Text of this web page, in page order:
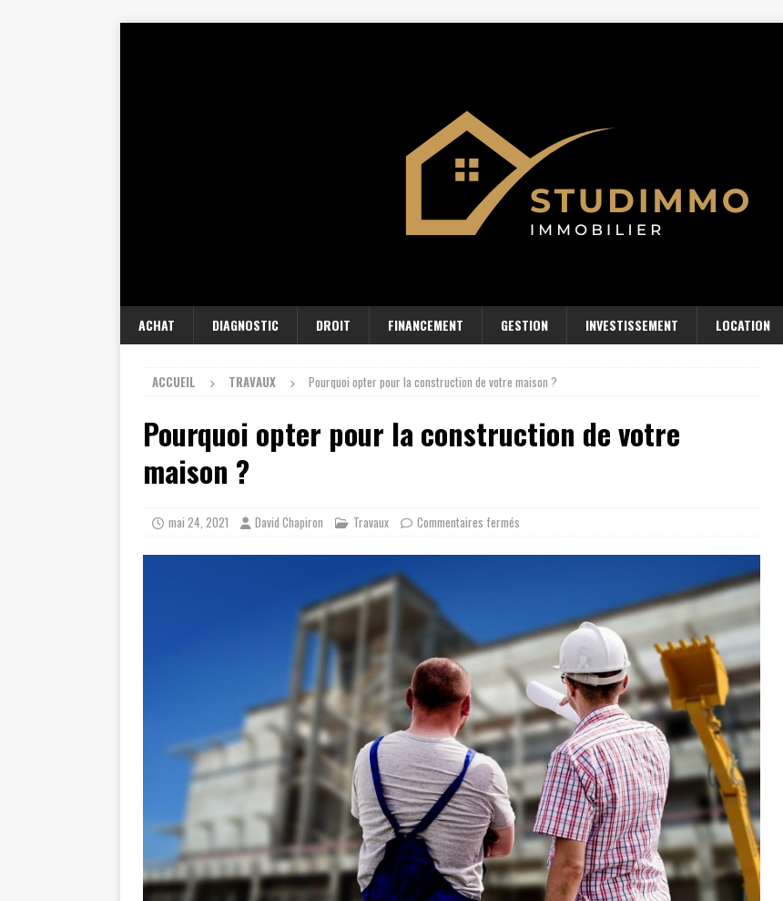
ACHAT DIAGNOSTIC DROIT FINANCEMENT GESTION INVESTISSEMENT LOCATION
ACCUEIL TRAVAUX Pourquoi opter pour la construction de votre maison ?
Pourquoi opter pour la construction de votre
maison ?
mai 24, 2021 David Chapiron Travaux Commentaires fermés